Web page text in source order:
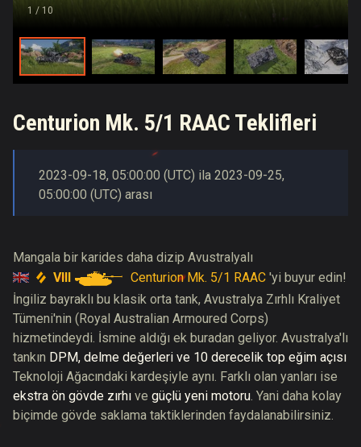
1 / 10
Centurion Mk. 5/1 RAAC Teklifleri
2023-09-18, 05:00:00 (UTC) ila 2023-09-25,
05:00:00 (UTC) arası
Mangala bir karides daha dizip Avustralyalı
VIII
Centurion Mk. 5/1 RAAC 'yi buyur edin!
İngiliz bayraklı bu klasik orta tank, Avustralya Zırhlı Kraliyet
Tümeni'nin (Royal Australian Armoured Corps)
hizmetindeydi. İsmine aldığı ek buradan geliyor. Avustralya'lı
tankın DPM, delme değerleri ve 10 derecelik top eğim açısı
Teknoloji Ağacındaki kardeşiyle aynı. Farklı olan yanları ise
ekstra ön gövde zırhı ve güçlü yeni motoru . Yani daha kolay
biçimde gövde saklama taktiklerinden faydalanabilirsiniz.